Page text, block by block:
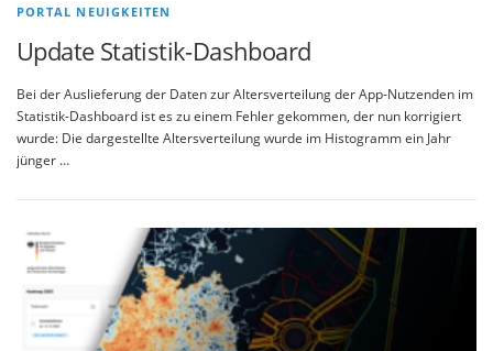
PORTAL NEUIGKEITEN
Update Statistik-Dashboard
Bei der Auslieferung der Daten zur Altersverteilung der App-Nutzenden im
Statistik-Dashboard ist es zu einem Fehler gekommen, der nun korrigiert
wurde: Die dargestellte Altersverteilung wurde im Histogramm ein Jahr
jünger …